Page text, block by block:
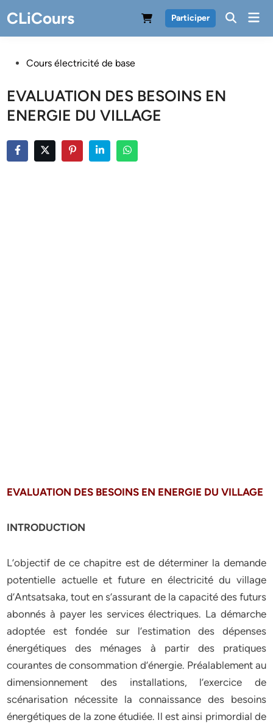
to
content
CLiCours Participer
PostedCours électricité de base
EVALUATION DES BESOINS EN
ENERGIE DU VILLAGE
EVALUATION DES BESOINS EN ENERGIE DU VILLAGE
INTRODUCTION
L’objectif de ce chapitre est de déterminer la demande
potentielle actuelle et future en électricité du village
d’Antsatsaka, tout en s’assurant de la capacité des futurs
abonnés à payer les services électriques. La démarche
adoptée est fondée sur l’estimation des dépenses
énergétiques des ménages à partir des pratiques
courantes de consommation d’énergie. Préalablement au
dimensionnement des installations, l’exercice de
scénarisation nécessite la connaissance des besoins
énergétiques de la zone étudiée. Il est ainsi primordial de